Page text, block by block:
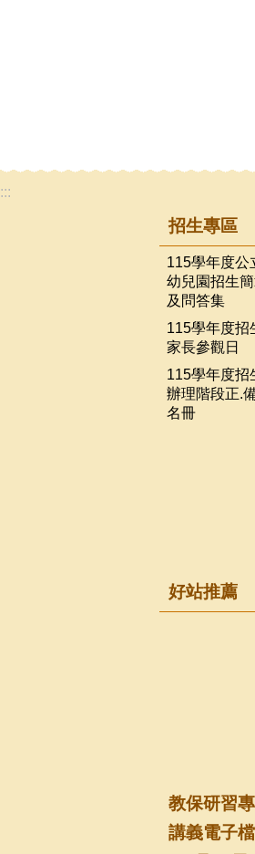
:::
招生專區
115學年度公
幼兒園招生
及問答集
115學年度招
家長參觀日
115學年度招
辦理階段正.
名冊
好站推薦
教保研習
講義電子檔